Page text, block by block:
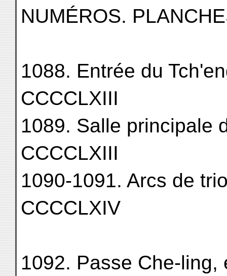
NUMÉROS.
1088. Entrée du
CCCCLXIII
1089. Salle principale
CCCCLXIII
1090-1091. Arcs de
CCCCLXIV
1092. Passe Che-ling,